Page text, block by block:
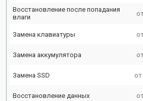
Восстановление после попадания
влаги
Замена клавиатуры
Замена аккумулятора
Замена SSD
Восстановление данных